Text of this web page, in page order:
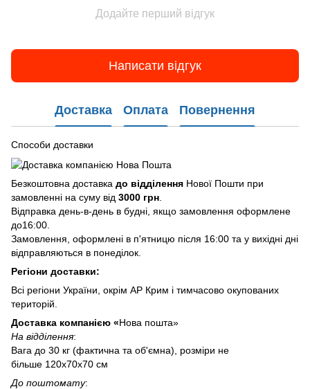
Додайте перший відгук
Написати відгук
Доставка Оплата Повернення
Способи доставки
Безкоштовна доставка до відділення Нової Пошти при
замовленні на суму від 3000 грн
Відправка день-в-день в будні, якщо замовлення оформлене
до16:00.
Замовлення, оформлені в п'ятницю після 16:00 та у вихідні дні
відправляються в понеділок.
Регіони доставки:
Всі регіони України, окрім АР Крим і тимчасово окупованих
територій.
Доставка компанією «Нова пошта»
На відділення:
Вага до 30 кг (фактична та об'ємна), розміри не
більше 120х70х70 см
До поштомату: